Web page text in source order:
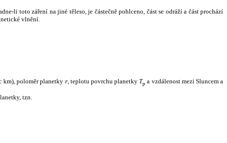
li toto záření na jiné těleso, je částečně pohlceno, část se odráží a část prochází
vlnění.
km), poloměr planetky r, teplotu povrchu planetky Tp a vzdálenost mezi Sluncem a
tzn.